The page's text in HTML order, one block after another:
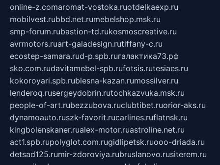
online-z.comaromat-vostoka.ruotdelkaexp.ru
mobilvest.rubbd.net.rumebelshop.msk.ru
smp-forum.rubastion-td.rukosmoscreative.ru
avrmotors.ruart-galadesign.rutiffany-c.ru
ecostep-samara.rud-p.spb.ruгалактика73.рф
sko.com.rudavitamebel-spb.rufotsis.rutesiaes.ru
kokoroyari.spb.rublesna-kazan.rumossilver.ru
lenderoq.rusergeydobrin.rutochkazvuka.msk.ru
people-of-art.rubezzubova.ruclubtibet.ruorior-aks.ru
dynamoauto.ruszk-favorit.rucarlines.ruflatnsk.ru
kingbolenskaner.rualex-motor.ruastroline.net.ru
act1.spb.rupolyglot.com.rugidlipetsk.ruooo-driada.ru
detsad125.rumir-zdoroviya.rubruslanovo.rusiterem.ru